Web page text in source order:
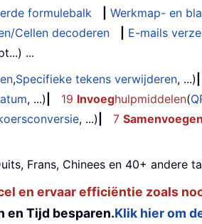
formulebalk Werkmap- en
Cellen decoderen E-mails
...
,Specifieke tekens verwijderen, ...)
, ...) 19 Invoeghulpmiddelen(
, ...) 7
Frans, Chinees en 40+ andere
en ervaar efficiëntie zoals
en Tijd besparen.Klik hier om